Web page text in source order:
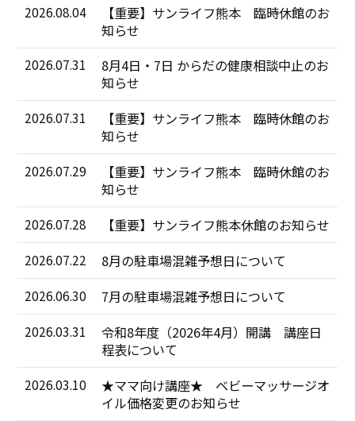
2026.08.04
【重要】サンライフ熊本 臨時休館のお
知らせ
2026.07.31
8月4日・7日 からだの健康相談中止のお
知らせ
2026.07.31
【重要】サンライフ熊本 臨時休館のお
知らせ
2026.07.29
【重要】サンライフ熊本 臨時休館のお
知らせ
2026.07.28 【重要】サンライフ熊本休館のお知らせ
2026.07.22 8月の駐車場混雑予想日について
2026.06.30 7月の駐車場混雑予想日について
2026.03.31
令和8年度（2026年4月）開講 講座日
程表について
2026.03.10
★ママ向け講座★ ベビーマッサージオ
イル価格変更のお知らせ
交通アクセス
お問い合わせ
お問い合わせ
お知らせ
関連リンク
個人情報の取扱いについて